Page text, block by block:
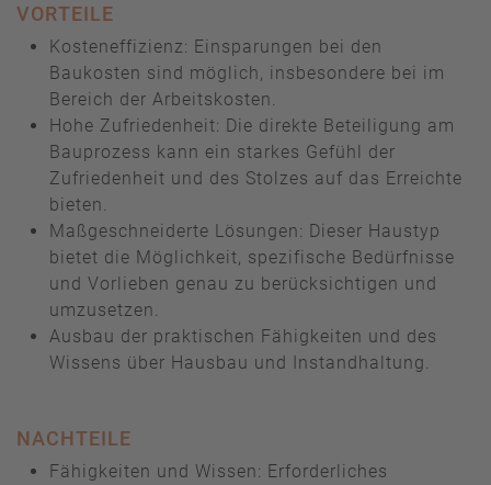
VORTEILE
Kosteneffizienz: Einsparungen bei den
Baukosten sind möglich, insbesondere bei im
Bereich der Arbeitskosten.
Hohe Zufriedenheit: Die direkte Beteiligung am
Bauprozess kann ein starkes Gefühl der
Zufriedenheit und des Stolzes auf das Erreichte
bieten.
Maßgeschneiderte Lösungen: Dieser Haustyp
bietet die Möglichkeit, spezifische Bedürfnisse
und Vorlieben genau zu berücksichtigen und
umzusetzen.
Ausbau der praktischen Fähigkeiten und des
Wissens über Hausbau und Instandhaltung.
NACHTEILE
Fähigkeiten und Wissen: Erforderliches